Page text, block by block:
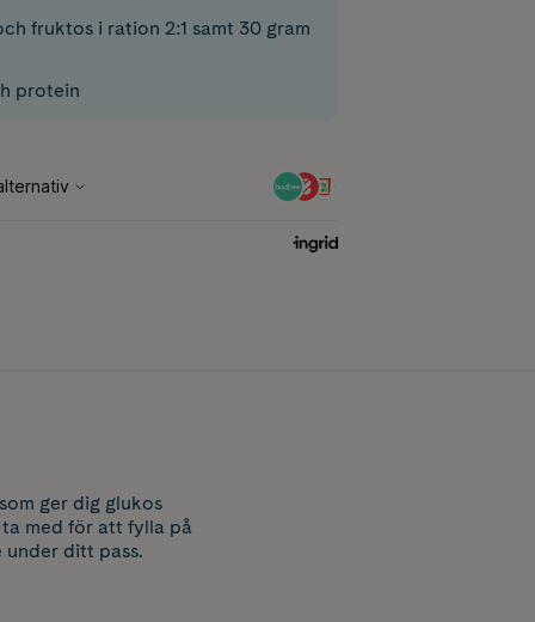
fruktos i ration 2:1 samt 30 gram
protein
ger dig glukos
med för att fylla på
under ditt pass.